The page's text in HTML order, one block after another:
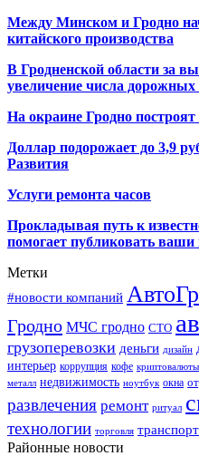
Между Минском и Гродно
китайского производства
В Гродненской области за
увеличение числа
На окраине Гродно
Доллар подорожает до 3,9
Развития
Услуги ремонта часов
Прокладывая путь к
помогает публиковать
Метки
#новости компаний
Гродно МЧС гродно СТО
грузоперевозки деньги дизайн
интерьер коррупция кофе криптовалюты
металл недвижимость ноутбук окна
развлечения ремонт ритуал
технологии торговля транспорт
Районные новости